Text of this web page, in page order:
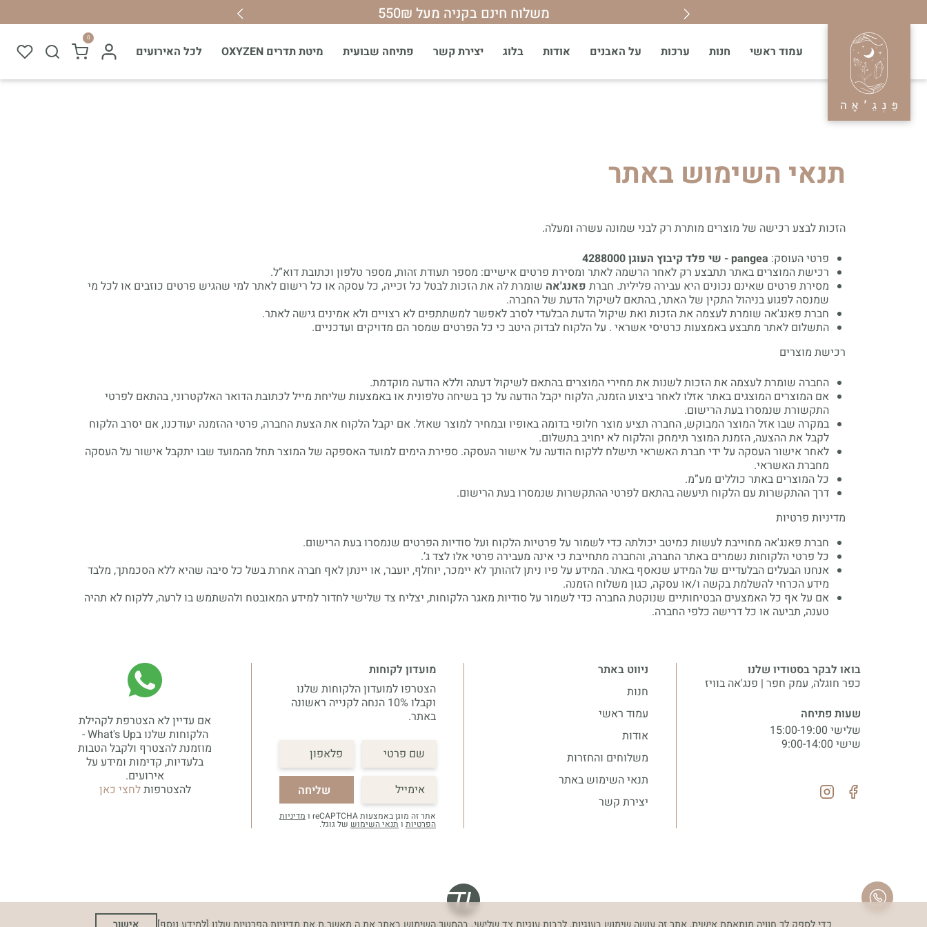
הטבת יומולדת לחברות מועדון 15%הנחה
עמוד ראשי חנות ערכות על האבנים אודות בלוג יצירת קשר פתיחה שבועית מיטת תדרים OXYZEN לכל האירועים
0
תנאי השימוש באתר
הזכות לבצע רכישה של מוצרים מותרת רק לבני שמונה עשרה ומעלה.
פרטי העוסק: pangea - שי פלד קיבוץ העוגן 4288000
רכישת המוצרים באתר תתבצע רק לאחר הרשמה לאתר ומסירת פרטים אישיים: מספר תעודת זהות, מספר טלפון וכתובת דוא”ל.
מסירת פרטים שאינם נכונים היא עבירה פלילית. חברת פאנג'אה שומרת לה את הזכות לבטל כל זכייה, כל עסקה או כל רישום לאתר למי שהגיש פרטים כוזבים או לכל מי
שמנסה לפגוע בניהול התקין של האתר, בהתאם לשיקול הדעת של החברה.
חברת פאנג'אה שומרת לעצמה את הזכות ואת שיקול הדעת הבלעדי לסרב לאפשר למשתתפים לא רצויים ולא אמינים גישה לאתר.
התשלום לאתר מתבצע באמצעות כרטיסי אשראי . על הלקוח לבדוק היטב כי כל הפרטים שמסר הם מדויקים ועדכניים.
רכישת מוצרים
החברה שומרת לעצמה את הזכות לשנות את מחירי המוצרים בהתאם לשיקול דעתה וללא הודעה מוקדמת.
אם המוצרים המוצגים באתר אזלו לאחר ביצוע הזמנה, הלקוח יקבל הודעה על כך בשיחה טלפונית או באמצעות שליחת מייל לכתובת הדואר האלקטרוני, בהתאם לפרטי
התקשורת שנמסרו בעת הרישום.
במקרה שבו אזל המוצר המבוקש, החברה תציע מוצר חלופי בדומה באופיו ובמחיר למוצר שאזל. אם יקבל הלקוח את הצעת החברה, פרטי ההזמנה יעודכנו, אם יסרב הלקוח
לקבל את ההצעה, הזמנת המוצר תימחק והלקוח לא יחויב בתשלום.
לאחר אישור העסקה על ידי חברת האשראי תישלח ללקוח הודעה על אישור העסקה. ספירת הימים למועד האספקה של המוצר תחל מהמועד שבו יתקבל אישור על העסקה
מחברת האשראי.
כל המוצרים באתר כוללים מע”מ.
דרך ההתקשרות עם הלקוח תיעשה בהתאם לפרטי ההתקשרות שנמסרו בעת הרישום.
מדיניות פרטיות
חברת פאנג'אה מחוייבת לעשות כמיטב יכולתה כדי לשמור על פרטיות הלקוח ועל סודיות הפרטים שנמסרו בעת הרישום.
כל פרטי הלקוחות נשמרים באתר החברה, והחברה מתחייבת כי אינה מעבירה פרטי אלו לצד ג’.
אנחנו הבעלים הבלעדיים של המידע שנאסף באתר. המידע על פיו ניתן לזהותך לא יימכר, יוחלף, יועבר, או יינתן לאף חברה אחרת בשל כל סיבה שהיא ללא הסכמתך, מלבד
מידע הכרחי להשלמת בקשה ו/או עסקה, כגון משלוח הזמנה.
אם על אף כל האמצעים הבטיחותיים שנוקטת החברה כדי לשמור על סודיות מאגר הלקוחות, יצליח צד שלישי לחדור למידע המאובטח ולהשתמש בו לרעה, ללקוח לא תהיה
טענה, תביעה או כל דרישה כלפי החברה.
בואו לבקר בסטודיו שלנו
כפר חוגלה, עמק חפר | פנג'אה בוויז
שעות פתיחה
שלישי 15:00-19:00
שישי 9:00-14:00
ניווט באתר
חנות
עמוד ראשי
אודות
משלוחים והחזרות
תנאי השימוש באתר
יצירת קשר
מועדון לקוחות
הצטרפו למועדון הלקוחות שלנו
וקבלו 10% הנחה לקנייה ראשונה
באתר.
שליחה
אתר זה מוגן באמצעות reCAPTCHA ו מדיניות
הפרטיות ו תנאי השימוש של גוגל.
אם עדיין לא הצטרפת לקהילת
הלקוחות שלנו בWhat's Up -
מוזמנת להצטרף ולקבל הטבות
בלעדיות, קדימות ומידע על
אירועים.
להצטרפותלחצי כאן
היי, באת בדיוק בזמן
יש פה קופון של 10% שמחכה לך,
רק תשאירי מייל ונדאג שזה יגיע אלייך
אשמח להצטרף לניוזלטר 🤍
שליחה